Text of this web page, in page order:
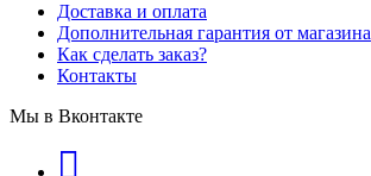
Доставка и оплата
Дополнительная гарантия от магазина
Как сделать заказ?
Контакты
Мы в Вконтакте